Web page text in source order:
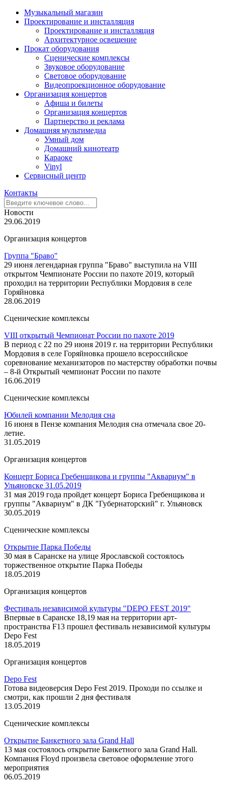
Музыкальный магазин
Проектирование и инсталляция
Проектирование и инсталляция
Архитектурное освещение
Прокат оборудования
Сценические комплексы
Звуковое оборудование
Световое оборудование
Видеопроекционное оборудование
Организация концертов
Aфиша и билеты
Организация концертов
Партнерство и реклама
Домашняя мультимедиа
Умный дом
Домашний кинотеатр
Караоке
Vinyl
Сервисный центр
Контакты
Новости
29.06.2019
Организация концертов
Группа "Браво"
29 июня легендарная группа "Браво" выступила на VIII
открытом Чемпионате России по пахоте 2019, который
проходил на территории Республики Мордовия в селе
Горяйновка
28.06.2019
Сценические комплексы
VIII открытый Чемпионат России по пахоте 2019
В период с 22 по 29 июня 2019 г. на территории Республики
Мордовия в селе Горяйновка прошело всероссийское
соревнование механизаторов по мастерству обработки почвы
– 8-й Открытый чемпионат России по пахоте
16.06.2019
Сценические комплексы
Юбилей компании Мелодия сна
16 июня в Пензе компания Мелодия сна отмечала свое 20-
летие.
31.05.2019
Организация концертов
Концерт Бориса Гребенщикова и группы "Аквариум" в
Ульяновске 31.05.2019
31 мая 2019 года пройдет концерт Бориса Гребенщикова и
группы "Аквариум" в ДК "Губернаторский" г. Ульяновск
30.05.2019
Сценические комплексы
Открытие Парка Победы
30 мая в Саранске на улице Ярославской состоялось
торжественное открытие Парка Победы
18.05.2019
Организация концертов
Фестиваль независимой культуры "DEPO FEST 2019"
Впервые в Саранске 18,19 мая на территории арт-
пространства F13 прошел фестиваль независимой культуры
Depo Fest
18.05.2019
Организация концертов
Depo Fest
Готова видеоверсия Depo Fest 2019. Проходи по ссылке и
смотри, как прошли 2 дня фестиваля
13.05.2019
Сценические комплексы
Открытие Банкетного зала Grand Hall
13 мая состоялось открытие Банкетного зала Grand Hall.
Компания Floyd произвела световое оформление этого
мероприятия
06.05.2019